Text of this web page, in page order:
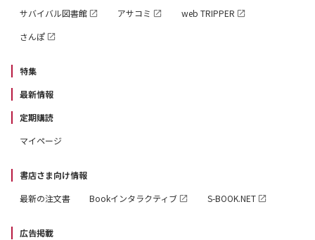
サバイバル図書館
アサコミ
web TRIPPER
さんぽ
特集
最新情報
定期購読
マイページ
書店さま向け情報
最新の注文書
Bookインタラクティブ S-BOOK.NET
広告掲載